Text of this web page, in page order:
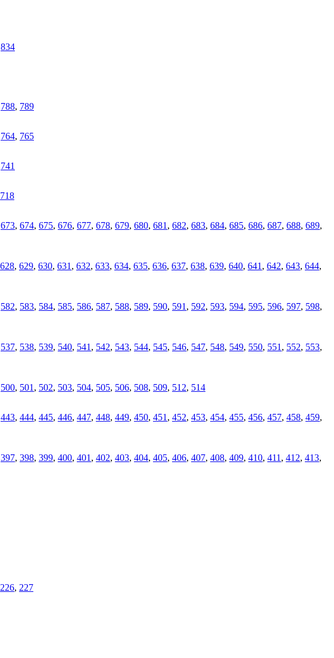
834
788, 789
764, 765
741
718
673, 674, 675, 676, 677, 678, 679, 680, 681 , 682, 683, 684, 685, 686, 687, 688, 689,
628, 629, 630, 631 , 632, 633, 634, 635, 636, 637, 638, 639, 640, 641 , 642, 643, 644,
582, 583, 584, 585, 586, 587, 588, 589, 590, 591 , 592, 593, 594, 595, 596, 597, 598,
537, 538, 539, 540, 541 , 542, 543, 544, 545, 546, 547, 548, 549, 550, 551 , 552, 553,
500, 501 , 502, 503, 504, 505, 506, 508, 509, 512, 514
443, 444, 445, 446, 447, 448, 449, 450, 451 , 452, 453, 454, 455, 456, 457, 458, 459,
397, 398, 399, 400, 401 , 402, 403, 404, 405, 406, 407, 408, 409, 410, 411 , 412, 413,
226, 227